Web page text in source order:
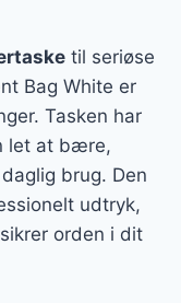
til seriøse
Bag White er
Tasken har
let at bære,
brug. Den
udtryk,
orden i dit